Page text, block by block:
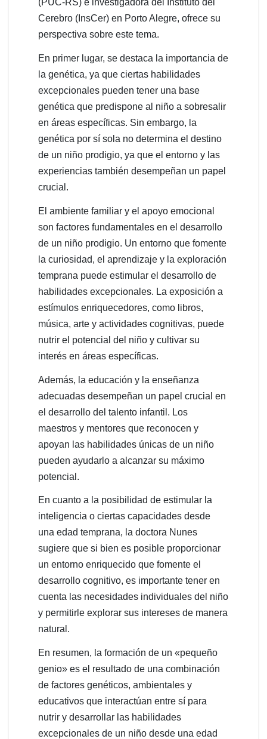
(PUC-RS) e investigadora del Instituto del
Cerebro (InsCer) en Porto Alegre, ofrece su
perspectiva sobre este tema.
En primer lugar, se destaca la importancia de
la genética, ya que ciertas habilidades
excepcionales pueden tener una base
genética que predispone al niño a sobresalir
en áreas específicas. Sin embargo, la
genética por sí sola no determina el destino
de un niño prodigio, ya que el entorno y las
experiencias también desempeñan un papel
crucial.
El ambiente familiar y el apoyo emocional
son factores fundamentales en el desarrollo
de un niño prodigio. Un entorno que fomente
la curiosidad, el aprendizaje y la exploración
temprana puede estimular el desarrollo de
habilidades excepcionales. La exposición a
estímulos enriquecedores, como libros,
música, arte y actividades cognitivas, puede
nutrir el potencial del niño y cultivar su
interés en áreas específicas.
Además, la educación y la enseñanza
adecuadas desempeñan un papel crucial en
el desarrollo del talento infantil. Los
maestros y mentores que reconocen y
apoyan las habilidades únicas de un niño
pueden ayudarlo a alcanzar su máximo
potencial.
En cuanto a la posibilidad de estimular la
inteligencia o ciertas capacidades desde
una edad temprana, la doctora Nunes
sugiere que si bien es posible proporcionar
un entorno enriquecido que fomente el
desarrollo cognitivo, es importante tener en
cuenta las necesidades individuales del niño
y permitirle explorar sus intereses de manera
natural.
En resumen, la formación de un «pequeño
genio» es el resultado de una combinación
de factores genéticos, ambientales y
educativos que interactúan entre sí para
nutrir y desarrollar las habilidades
excepcionales de un niño desde una edad